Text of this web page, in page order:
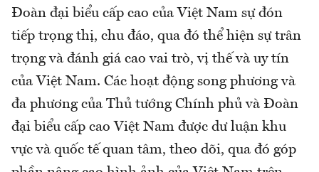
Đoàn đại biểu cấp cao của Việt Nam sự đón
tiếp trọng thị, chu đáo, qua đó thể hiện sự trân
trọng và đánh giá cao vai trò, vị thế và uy tín
của Việt Nam. Các hoạt động song phương và
đa phương của Thủ tướng Chính phủ và Đoàn
đại biểu cấp cao Việt Nam được dư luận khu
vực và quốc tế quan tâm, theo dõi, qua đó góp